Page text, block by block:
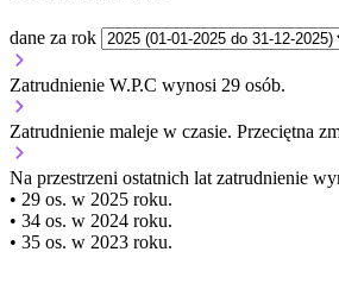
dane za rok
Zatrudnienie W.P.C wynosi 29 osób.
Zatrudnienie maleje w czasie. Przeciętna
Na przestrzeni ostatnich lat zatrudnienie
• 29 os. w 2025 roku.
• 34 os. w 2024 roku.
• 35 os. w 2023 roku.